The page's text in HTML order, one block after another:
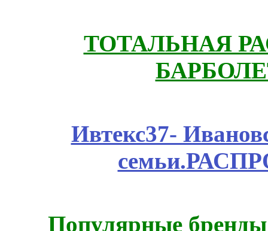
ТОТАЛЬНАЯ
Ивтекс37-
Популярные